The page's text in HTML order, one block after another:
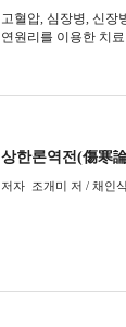
고혈압, 심장병, 신장
연원리를 이용한 치
상한론역전(傷寒
저자 조개미 저 / 채인